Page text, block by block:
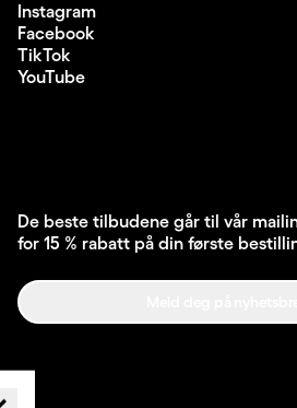
Instagram
Facebook
TikTok
YouTube
De beste tilbudene går til vår
for 15 % rabatt på din første